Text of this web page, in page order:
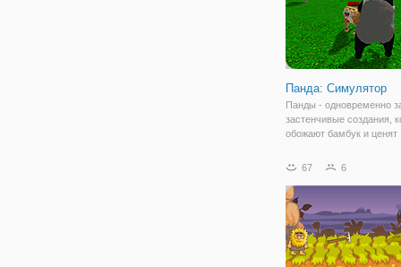
Панда: Симулятор
Панды - одновременно
застенчивые создания,
обожают бамбук и ценят
"Панда: Симулятор" у
Это 3Д симулятор
который позволяет
67 6